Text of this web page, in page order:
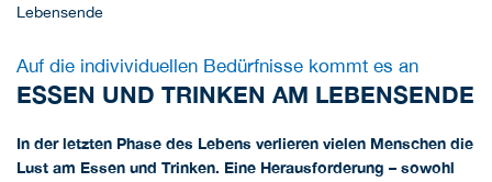
Lebensende
Auf die indivividuellen Bedürfnisse kommt es an
ESSEN UND TRINKEN AM LEBENSENDE
In der letzten Phase des Lebens verlieren vielen Menschen die
Lust am Essen und Trinken. Eine Herausforderung – sowohl